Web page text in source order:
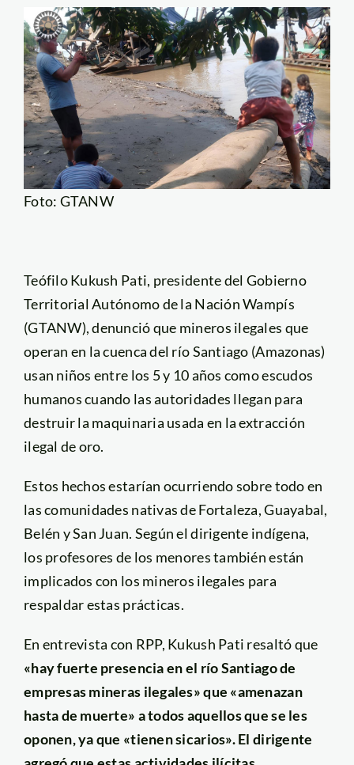
Foto: GTANW
Teófilo Kukush Pati, presidente del Gobierno
Territorial Autónomo de la Nación Wampís
(GTANW), denunció que mineros ilegales que
operan en la cuenca del río Santiago (Amazonas)
usan niños entre los 5 y 10 años como escudos
humanos cuando las autoridades llegan para
destruir la maquinaria usada en la extracción
ilegal de oro.
Estos hechos estarían ocurriendo sobre todo en
las comunidades nativas de Fortaleza, Guayabal,
Belén y San Juan. Según el dirigente indígena,
los profesores de los menores también están
implicados con los mineros ilegales para
respaldar estas prácticas.
En entrevista con RPP, Kukush Pati resaltó que
«hay fuerte presencia en el río Santiago de
empresas mineras ilegales» que «amenazan
hasta de muerte» a todos aquellos que se les
oponen, ya que «tienen sicarios». El dirigente